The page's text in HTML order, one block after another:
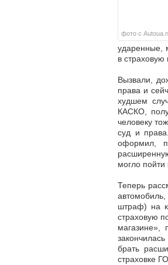
фото с
ударенные,
в
Вызвали,
права и
худшем
КАСКО,
человеку
суд и
оформил,
могло
Теперь
штраф) на
страховую
магазине»,
брать
страховке